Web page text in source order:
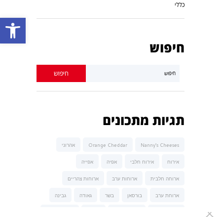
פתח סרגל נגישות
כללי
חיפוש
תגיות מתכונים
Nanny’s Cheeses
Orange Cheddar אהרוני
אירוח אירוח חלבי אפיה אפייה
ארוחה חלבית ארוחות ערב ארוחות צהריים
ארוחת ערב בורסאן בשר גאודה גבינה